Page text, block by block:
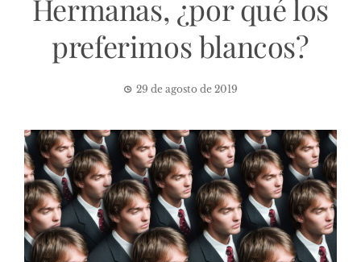
Hermanas, ¿por qué los
preferimos blancos?
29 de agosto de 2019